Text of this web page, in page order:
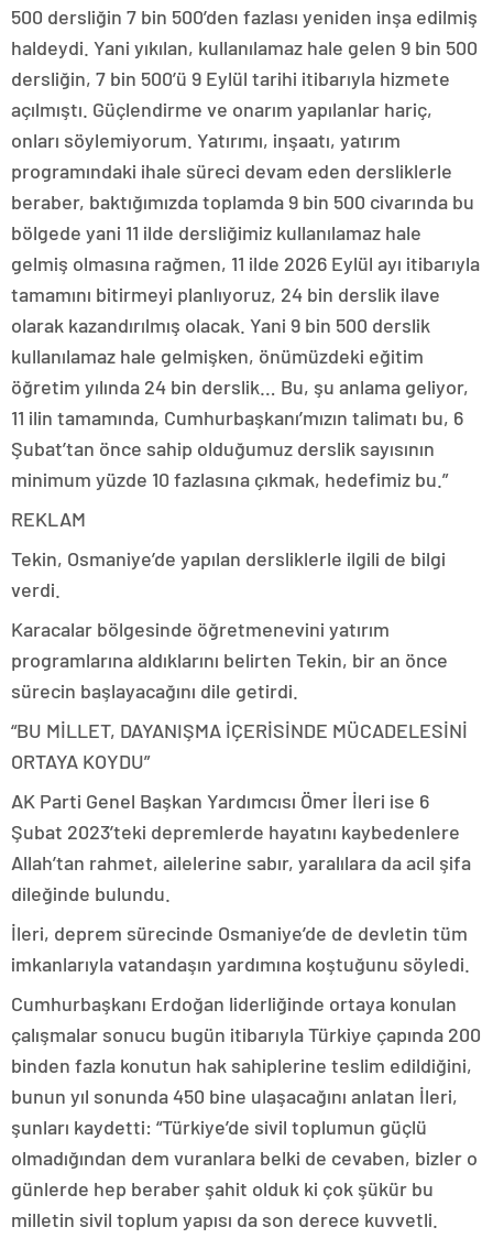
500 dersliğin 7 bin 500’den fazlası yeniden inşa edilmiş
haldeydi. Yani yıkılan, kullanılamaz hale gelen 9 bin 500
dersliğin, 7 bin 500’ü 9 Eylül tarihi itibarıyla hizmete
açılmıştı. Güçlendirme ve onarım yapılanlar hariç,
onları söylemiyorum. Yatırımı, inşaatı, yatırım
programındaki ihale süreci devam eden dersliklerle
beraber, baktığımızda toplamda 9 bin 500 civarında bu
bölgede yani 11 ilde dersliğimiz kullanılamaz hale
gelmiş olmasına rağmen, 11 ilde 2026 Eylül ayı itibarıyla
tamamını bitirmeyi planlıyoruz, 24 bin derslik ilave
olarak kazandırılmış olacak. Yani 9 bin 500 derslik
kullanılamaz hale gelmişken, önümüzdeki eğitim
öğretim yılında 24 bin derslik… Bu, şu anlama geliyor,
11 ilin tamamında, Cumhurbaşkanı’mızın talimatı bu, 6
Şubat’tan önce sahip olduğumuz derslik sayısının
minimum yüzde 10 fazlasına çıkmak, hedefimiz bu.”
REKLAM
Tekin, Osmaniye’de yapılan dersliklerle ilgili de bilgi
verdi.
Karacalar bölgesinde öğretmenevini yatırım
programlarına aldıklarını belirten Tekin, bir an önce
sürecin başlayacağını dile getirdi.
“BU MİLLET, DAYANIŞMA İÇERİSİNDE MÜCADELESİNİ
ORTAYA KOYDU”
AK Parti Genel Başkan Yardımcısı Ömer İleri ise 6
Şubat 2023’teki depremlerde hayatını kaybedenlere
Allah’tan rahmet, ailelerine sabır, yaralılara da acil şifa
dileğinde bulundu.
İleri, deprem sürecinde Osmaniye’de de devletin tüm
imkanlarıyla vatandaşın yardımına koştuğunu söyledi.
Cumhurbaşkanı Erdoğan liderliğinde ortaya konulan
çalışmalar sonucu bugün itibarıyla Türkiye çapında 200
binden fazla konutun hak sahiplerine teslim edildiğini,
bunun yıl sonunda 450 bine ulaşacağını anlatan İleri,
şunları kaydetti: “Türkiye’de sivil toplumun güçlü
olmadığından dem vuranlara belki de cevaben, bizler o
günlerde hep beraber şahit olduk ki çok şükür bu
milletin sivil toplum yapısı da son derece kuvvetli.